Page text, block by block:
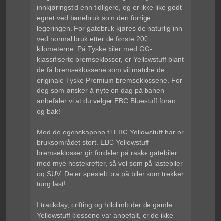
innkjøringstid enn tidligere, og er ikke like godt
egnet ved banebruk som den forrige
legeringen. For gatebruk kjøres de naturlig inn
ved normal bruk etter de første 200
kilometerne. På Tyske biler med GG-
klassifiserte bremseklosser, er Yellowstuff blant
de få bremseklossene som vil matche de
originale Tyske Premium bremseklossene. For
deg som ønsker å nyte en dag på banen
anbefaler vi at du velger EBC Bluestuff foran
og bak!
Med de egenskapene til EBC Yellowstuff har er
bruksområdet stort. EBC Yellowstuff
bremseklosser gir fordeler på raske gatebiler
med mye hestekrefter, så vel som på lastebiler
og SUV. De er spesielt bra på biler som trekker
tung last!
I trackday, drifting og hillclimb der de gamle
Yellowstuff klossene var anbefalt, er de ikke